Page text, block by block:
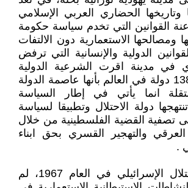
الحضاري العربي الإسلامي
القوانين التي تخدم سياسة حكومة
ومصالحها الاستعمارية دون الالتفات
الدولية والإنسانية التي ترفض
في مدينة اقرت الشرعية الدولية
وبأغلبية اكثر من 138 دولة في العالم بأنها عاصمة الدولة
انما يأتي في إطار السياسة
دولة الاحتلال وتطبيقا لسياسة
تصفية القضية الفلسطينية من خلال
والتهجير القسري بحق ابناء
.
أنه ومنذ بدء الاحتلال الإسرائيلي في العام 1967، لم